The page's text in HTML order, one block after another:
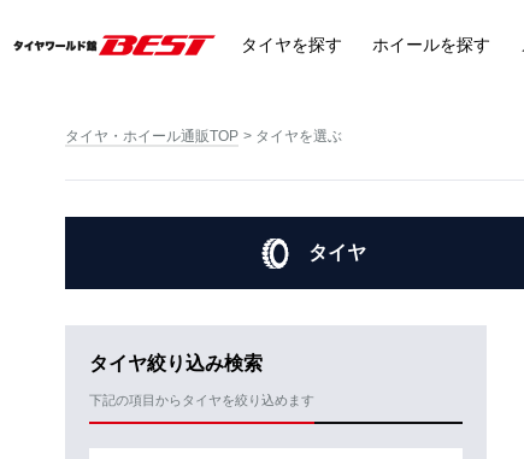
タイヤを探す ホイールを探す
タイヤ・ホイール通販TOP タイヤを選ぶ
タイヤ
タイヤ絞り込み検索
下記の項目からタイヤを絞り込めます